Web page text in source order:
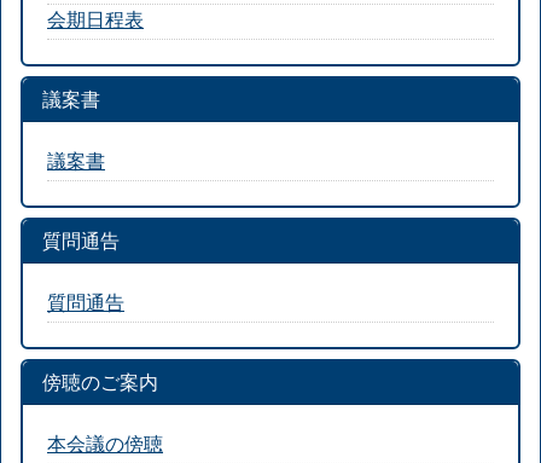
会期日程表
議案書
議案書
質問通告
質問通告
傍聴のご案内
本会議の傍聴